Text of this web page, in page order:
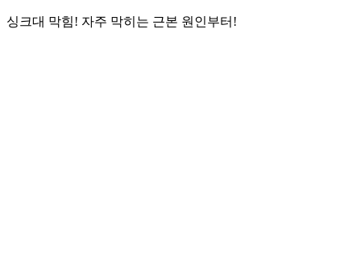
싱크대 막힘! 자주 막히는 근본 원인부터!